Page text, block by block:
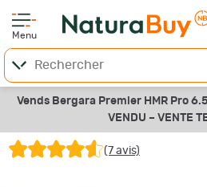
Menu
Vends Bergara Premier HMR Pro
VENDU – VENTE
(7 avis)